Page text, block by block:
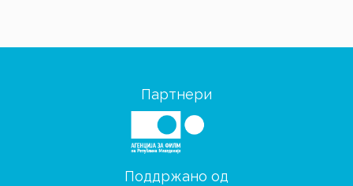
Партнери
Поддржано од